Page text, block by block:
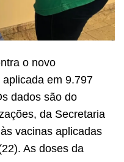
o novo
em 9.797
dados são do
da Secretaria
vacinas aplicadas
As doses da